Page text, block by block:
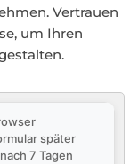
Vertrauen
um Ihren
später
7 Tagen